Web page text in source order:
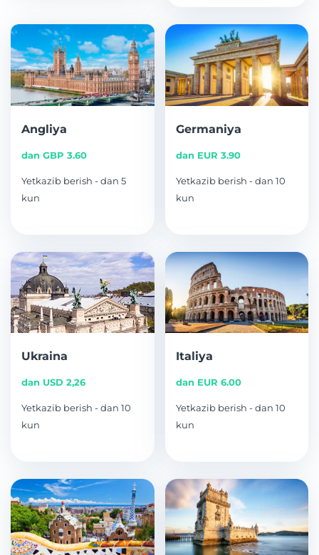
Angliya
Yetkazib berish - dan 5
kun
dan GBP 3.60
Germaniya
Yetkazib berish - dan 10
kun
dan EUR 3.90
Ukraina
Yetkazib berish - dan 10
kun
dan USD 2,26
Italiya
Yetkazib berish - dan 10
kun
dan EUR 6.00